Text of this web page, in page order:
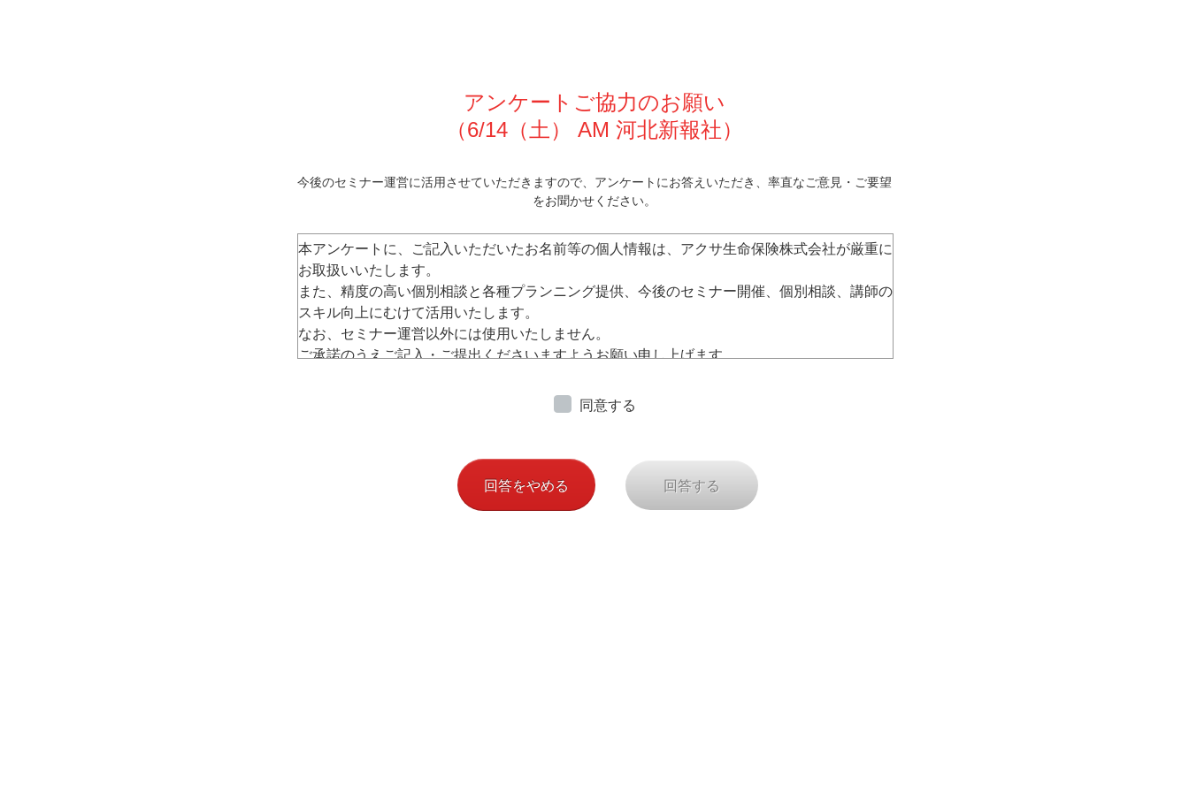
アンケートご協力のお願い
（6/14 （土） AM 河北新報社）
今後のセミナー運営に活⽤させていただきますので、 アンケートにお答えいただき、率直なご意⾒・ご要望
をお聞かせください。
本アンケートに、ご記⼊いただいたお名前等の個⼈情報は、アクサ⽣命保険株式会社が厳重に
お取扱いいたします。
また、精度の⾼い個別相談と各種プランニング提供、今後のセミナー開催、個別相談、講師の
スキル向上にむけて活⽤いたします。
なお、セミナー運営以外には使⽤いたしません。
ご承諾のうえご記⼊・ご提出くださいますようお願い申し上げます。
同意する
回答をやめる 回答する